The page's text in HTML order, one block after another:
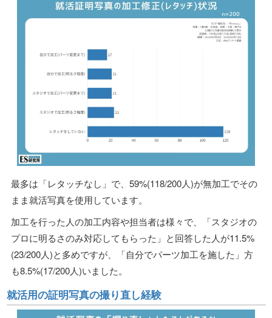
最多は「レタッチなし」で、59%(118/200人)が無加工でその
まま就活写真を使用しています。
加工を行った人の加工内容や担当者は様々で、「スタジオの
プロに明るさのみ対応してもらった」と回答した人が11.5%
(23/200人)と多めですが、「自分でパーツ加工を施した」方
も8.5%(17/200人)いました。
就活用の証明写真の撮り直し経験